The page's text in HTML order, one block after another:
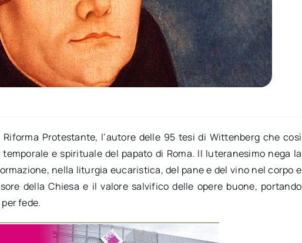
Protestante, l’autore delle 95 tesi di Wittenberg che così
e spirituale del papato di Roma. Il luteranesimo nega la
nella liturgia eucaristica, del pane e del vino nel corpo e
della Chiesa e il valore salvifico delle opere buone, portando
fede.